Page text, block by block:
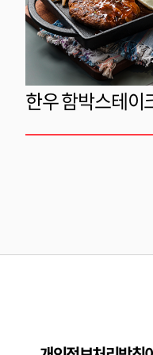
한우 함박스테이